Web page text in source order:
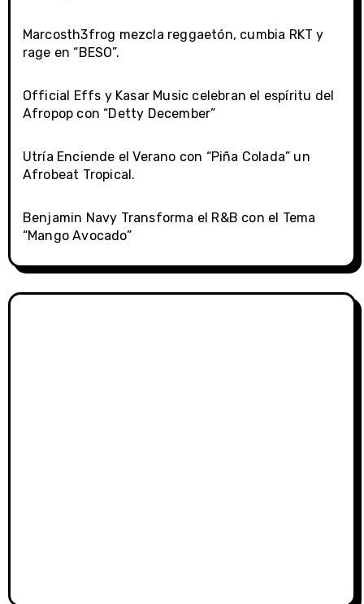
Marcosth3frog mezcla reggaetón, cumbia RKT y
rage en “BESO”.
Official Effs y Kasar Music celebran el espíritu del
Afropop con “Detty December”
Utría Enciende el Verano con “Piña Colada” un
Afrobeat Tropical.
Benjamin Navy Transforma el R&B con el Tema
“Mango Avocado”